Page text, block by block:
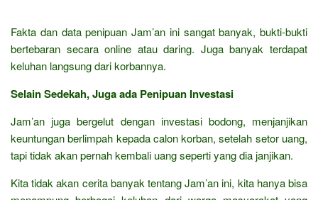
Fakta dan data penipuan Jam’an ini sangat banyak, bukti-bukti
bertebaran secara online atau daring. Juga banyak terdapat
keluhan langsung dari korbannya.
Selain Sedekah, Juga ada Penipuan Investasi
Jam’an juga bergelut dengan investasi bodong, menjanjikan
keuntungan berlimpah kepada calon korban, setelah setor uang,
tapi tidak akan pernah kembali uang seperti yang dia janjikan.
Kita tidak akan cerita banyak tentang Jam’an ini, kita hanya bisa